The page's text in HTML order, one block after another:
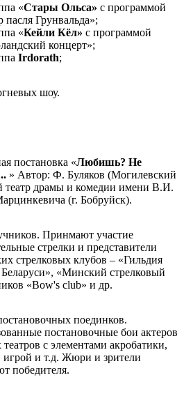
«Стары Ольса» с программой
пасля Грунвальда»;
«Кейли Кёл» с программой
концерт»;
Irdorath;
шоу.
постановка «Любишь? Не
» Автор: Ф. Буляков (Могилевский
театр драмы и комедии имени В.И.
(г. Бобруйск).
Принмают участие
стрелки и представители
стрелковых клубов – «Гильдия
«Минский стрелковый
«Bow's club» и др.
поединков.
постановочные бои актеров
с элементами акробатики,
игрой и т.д. Жюри и зрители
победителя.